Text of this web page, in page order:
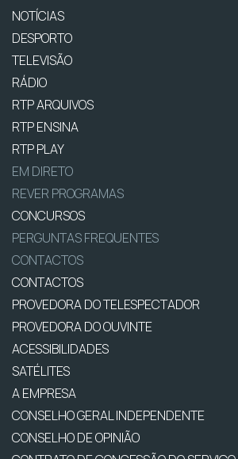
NOTÍCIAS
DESPORTO
TELEVISÃO
RÁDIO
RTP ARQUIVOS
RTP ENSINA
RTP PLAY
EM DIRETO
REVER PROGRAMAS
CONCURSOS
PERGUNTAS FREQUENTES
CONTACTOS
CONTACTOS
PROVEDORA DO TELESPECTADOR
PROVEDORA DO OUVINTE
ACESSIBILIDADES
SATÉLITES
A EMPRESA
CONSELHO GERAL INDEPENDENTE
CONSELHO DE OPINIÃO